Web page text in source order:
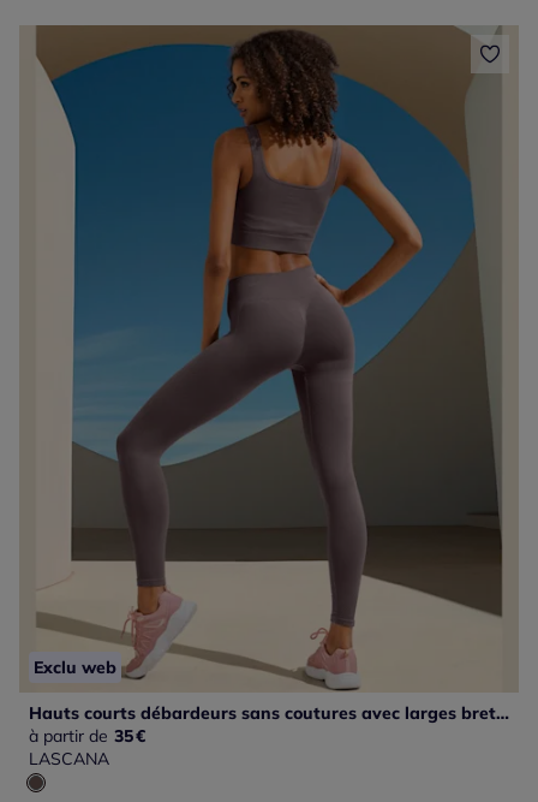
Exclu web
Hauts courts débardeurs sans coutures avec larges bretelles
à partir de 35€
LASCANA